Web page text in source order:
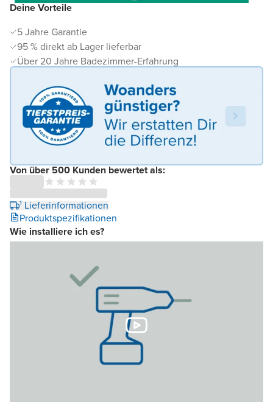
Deine Vorteile
5 Jahre Garantie
95 % direkt ab Lager lieferbar
Über 20 Jahre Badezimmer-Erfahrung
Von über 500 Kunden bewertet als:
¹ Lieferinformationen
Produktspezifikationen
Wie installiere ich es?